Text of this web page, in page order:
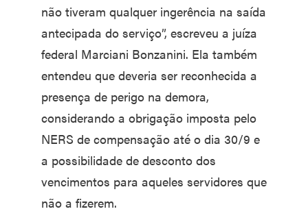
não tiveram qualquer ingerência na saída
antecipada do serviço”, escreveu a juíza
federal Marciani Bonzanini. Ela também
entendeu que deveria ser reconhecida a
presença de perigo na demora,
considerando a obrigação imposta pelo
NERS de compensação até o dia 30/9 e
a possibilidade de desconto dos
vencimentos para aqueles servidores que
não a fizerem.